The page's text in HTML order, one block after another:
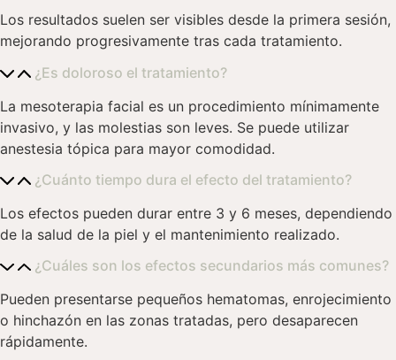
Los resultados suelen ser visibles desde la primera sesión,
mejorando progresivamente tras cada tratamiento.
¿Es doloroso el tratamiento?
La mesoterapia facial es un procedimiento mínimamente
invasivo, y las molestias son leves. Se puede utilizar
anestesia tópica para mayor comodidad.
¿Cuánto tiempo dura el efecto del tratamiento?
Los efectos pueden durar entre 3 y 6 meses, dependiendo
de la salud de la piel y el mantenimiento realizado.
¿Cuáles son los efectos secundarios más comunes?
Pueden presentarse pequeños hematomas, enrojecimiento
o hinchazón en las zonas tratadas, pero desaparecen
rápidamente.